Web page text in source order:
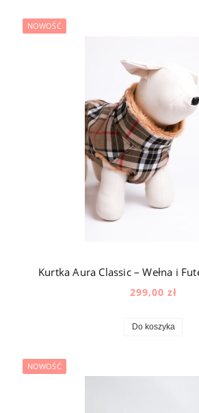
299,00 zł
Do koszyka
NOWOŚĆ
NOWOŚĆ